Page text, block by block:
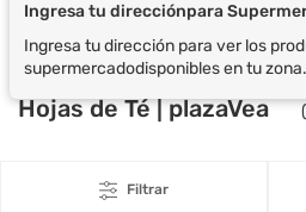
Ingresa tu direcciónpara
Ingresa tu dirección para ver los
supermercadodisponibles en tu zona.
Supermercado PLAYADITO
Hojas de Té | plazaVea (
Filtrar